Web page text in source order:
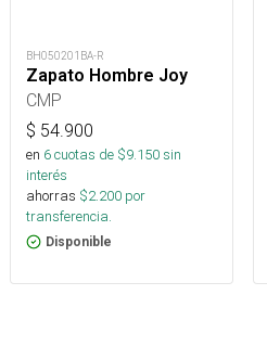
BH050201BA-R
Zapato Hombre Joy
CMP
$ 54.900
en 6cuotas de $9.150sin
interés
ahorras $2.200 por
transferencia.
Disponible